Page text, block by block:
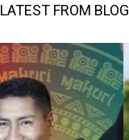
LATEST FROM BLOG